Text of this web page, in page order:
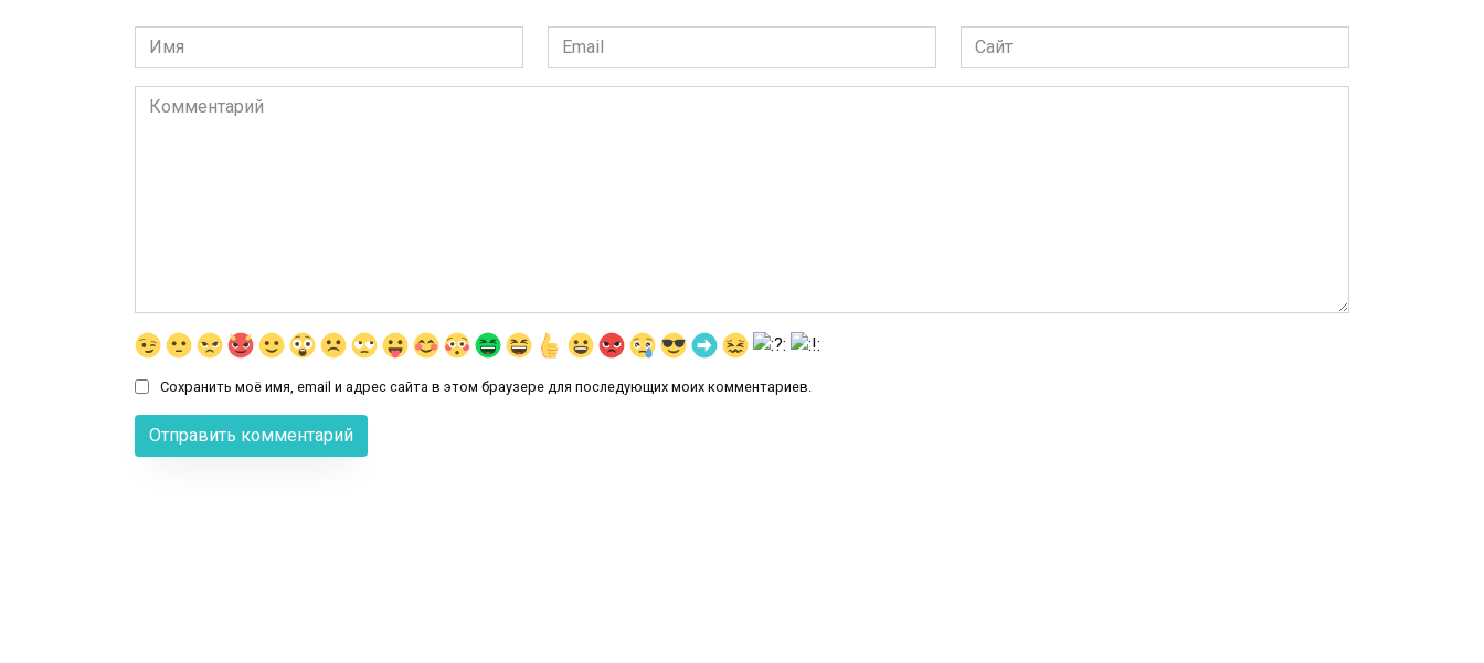
Имя
*
Email
*
Сайт
Комментарий
Сохранить моё имя, email и адрес сайта в этом браузере для последующих моих комментариев.